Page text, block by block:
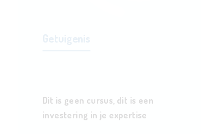
Dit is geen cursus, dit is een
investering in je expertise